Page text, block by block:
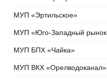
МУП «Эртильское»
МУП «Юго-Западный рынок
МУП БПХ «Чайка»
МУП ВКХ «Орелводоканал»